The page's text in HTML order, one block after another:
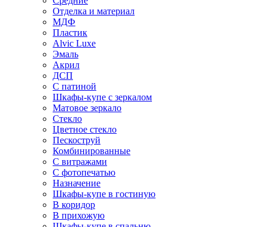
Отделка и материал
МДФ
Пластик
Alvic Luxe
Эмаль
Акрил
ДСП
С патиной
Шкафы-купе с зеркалом
Матовое зеркало
Стекло
Цветное стекло
Пескоструй
Комбинированные
С витражами
С фотопечатью
Назначение
Шкафы-купе в гостиную
В коридор
В прихожую